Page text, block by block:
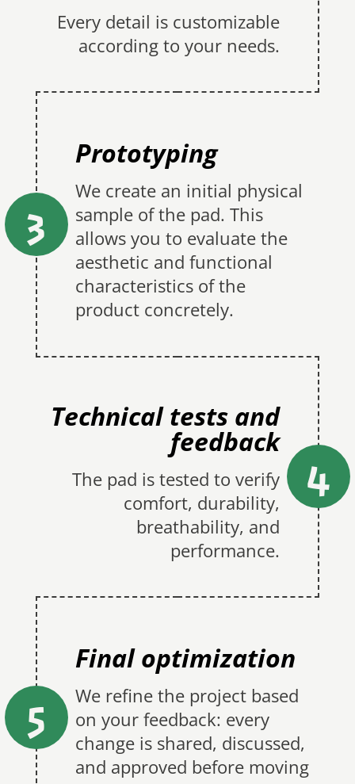
Every detail is customizable
according to your needs.
3
Prototyping
We create an initial physical
sample of the pad. This
allows you to evaluate the
aesthetic and functional
characteristics of the
product concretely.
4
Technical tests and
feedback
The pad is tested to verify
comfort, durability,
breathability, and
performance.
5
Final optimization
We refine the project based
on your feedback: every
change is shared, discussed,
and approved before moving